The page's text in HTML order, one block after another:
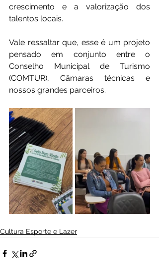
crescimento e a valorização dos
talentos locais.
Vale ressaltar que, esse é um projeto
pensado em conjunto entre o
Conselho Municipal de Turismo
(COMTUR), Câmaras técnicas e
nossos grandes parceiros.
Cultura Esporte e Lazer